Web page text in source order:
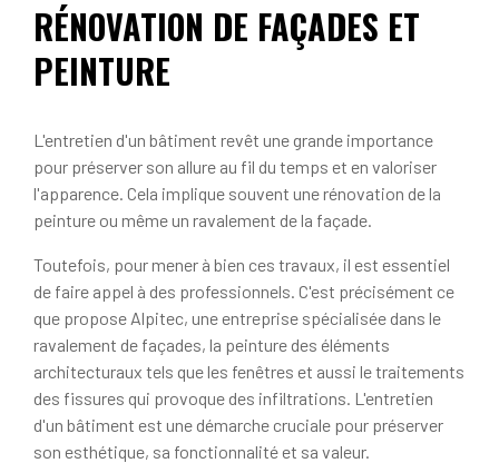
RÉNOVATION DE FAÇADES ET
PEINTURE
L'entretien d'un bâtiment revêt une grande importance
pour préserver son allure au fil du temps et en valoriser
l'apparence. Cela implique souvent une rénovation de la
peinture ou même un ravalement de la façade.
Toutefois, pour mener à bien ces travaux, il est essentiel
de faire appel à des professionnels. C'est précisément ce
que propose Alpitec, une entreprise spécialisée dans le
ravalement de façades, la peinture des éléments
architecturaux tels que les fenêtres et aussi le traitements
des fissures qui provoque des infiltrations. L'entretien
d'un bâtiment est une démarche cruciale pour préserver
son esthétique, sa fonctionnalité et sa valeur.